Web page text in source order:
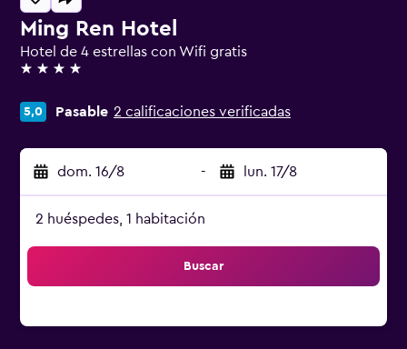
Ming Ren Hotel
Hotel de 4 estrellas con Wifi gratis
4 estrellas
5,0 Pasable 2 calificaciones verificadas
dom. 16/8 - lun. 17/8
2 huéspedes, 1 habitación
Buscar